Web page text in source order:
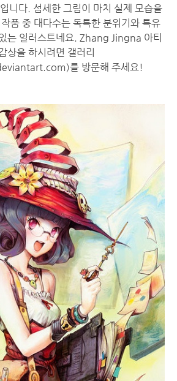
니다. 섬세한 그림이 마치 실제 모습을
품 중 대다수는 독특한 분위기와 특유
는 일러스트네요. Zhang Jingna 아티
상을 하시려면 갤러리
)를 방문해 주세요!